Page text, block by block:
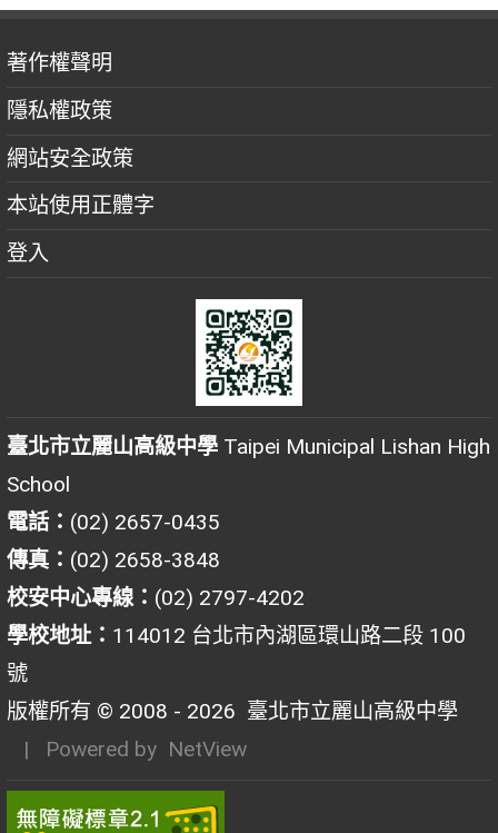
著作權聲明
隱私權政策
網站安全政策
本站使用正體字
登入
臺北市立麗山高級中學 Taipei Municipal Lishan High
School
電話： (02) 2657-0435
傳真： (02) 2658-3848
校安中心專線： (02) 2797-4202
學校地址： 114012 台北市內湖區環山路二段 100
號
版權所有 © 2008 - 2026 臺北市立麗山高級中學
| Powered by NetView